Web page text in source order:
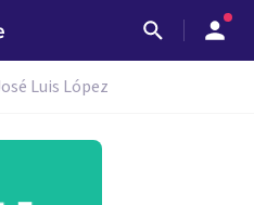
Luis López